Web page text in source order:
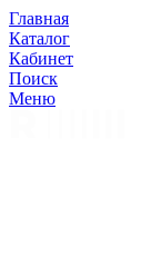
Главная
Каталог
Кабинет
Поиск
Меню